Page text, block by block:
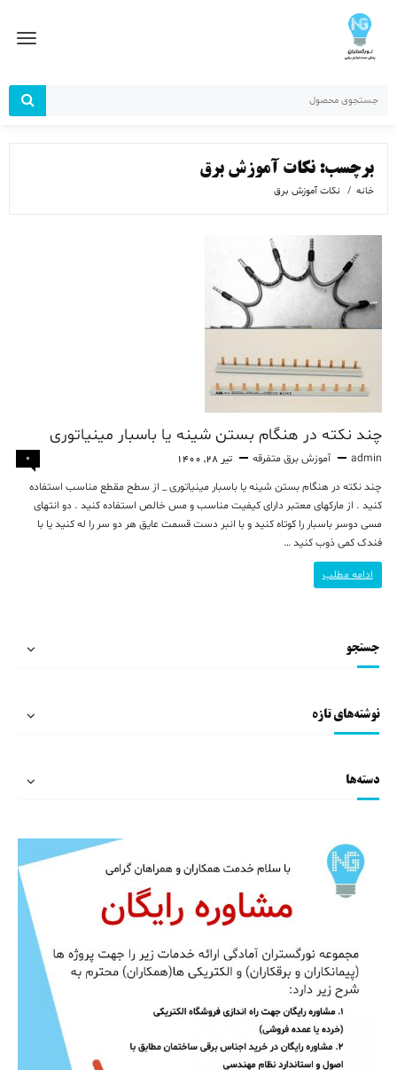
جستجو
نوشته‌های تازه
دسته‌ها
برچسب: نکات آموزش برق
خانه نکات آموزش برق
چند نکته در هنگام بستن شینه یا باسبار مینیاتوری
admin آموزش برق متفرقه تیر 28, 1400 0
چند نکته در هنگام بستن شینه یا باسبار مینیاتوری _ از سطح مقطع مناسب استفاده
کنید . از مارکهای معتبر دارای کیفیت مناسب و مس خالص استفاده کنید . دو انتهای
مسی دوسر باسبار را کوتاه کنید و با انبر دست قسمت عایق هر دو سر را له کنید یا با
فندک کمی ذوب کنید …
چند
هنگام
شینه
یا
مینیاتوری
ادامه مطلب